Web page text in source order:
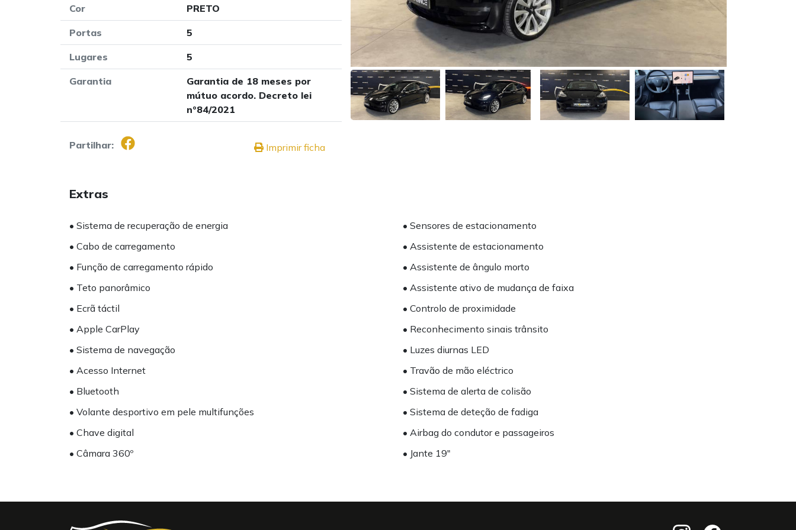
Cor PRETO
Portas 5
Lugares 5
Garantia
Garantia de 18 meses por
mútuo acordo. Decreto lei
nº84/2021
Partilhar: Imprimir ficha
Extras
• Sistema de recuperação de energia
• Cabo de carregamento
• Função de carregamento rápido
• Teto panorâmico
• Ecrã táctil
• Apple CarPlay
• Sistema de navegação
• Acesso Internet
• Bluetooth
• Volante desportivo em pele multifunções
• Chave digital
• Câmara 360º
• Sensores de estacionamento
• Assistente de estacionamento
• Assistente de ângulo morto
• Assistente ativo de mudança de faixa
• Controlo de proximidade
• Reconhecimento sinais trânsito
• Luzes diurnas LED
• Travão de mão eléctrico
• Sistema de alerta de colisão
• Sistema de deteção de fadiga
• Airbag do condutor e passageiros
• Jante 19"